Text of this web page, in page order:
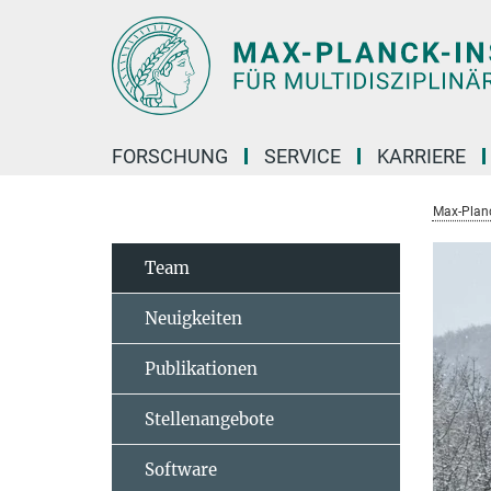
FORSCHUNG SERVICE KARRIERE
Max-
Team
Neuigkeiten
Publikationen
Stellenangebote
Software